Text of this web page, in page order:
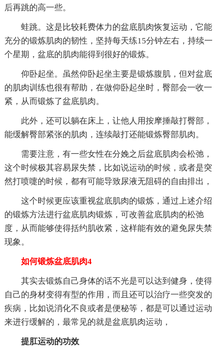
后再跳的高一些。
蛙跳。这是比较耗费体力的盆底肌肉恢复运动，它能
充分的锻炼肌肉的韧性，坚持每天练15分钟左右，持续一
个星期，盆底的肌肉能得到很好的锻炼。
仰卧起坐。虽然仰卧起坐主要是锻炼腹肌，但对盆底
的肌肉训练也很有帮助，在做仰卧起坐时，臀部会一收一
紧，从而锻炼了盆底肌肉。
此外，还可以躺在床上，让他人用按摩捶敲打臀部，
能缓解臀部紧张的肌肉，连续敲打还能锻炼臀部肌肉。
需要注意，有一些女性在分娩之后盆底肌肉会松弛，
这个时候极其容易尿失禁，比如说运动的时候，或者是突
然打喷嚏的时候，都有可能导致尿液无阻碍的自由排出，
这个时候更应该重视盆底肌肉的锻炼，通过上述介绍
的锻炼方法进行盆底肌肉锻炼，可改善盆底肌肉的松弛
度，从而能够使得括约肌收紧，这样能有效的避免尿失禁
现象。
如何锻炼盆底肌肉4
其实去锻炼自己身体的话不光是可以达到健身，使得
自己的身材变得有型的作用，而且还可以治疗一些突发的
疾病，比如说消化不良或者是便秘等，都是可以通过运动
来进行缓解的，最常见的就是盆底肌肉运动，
提肛运动的功效